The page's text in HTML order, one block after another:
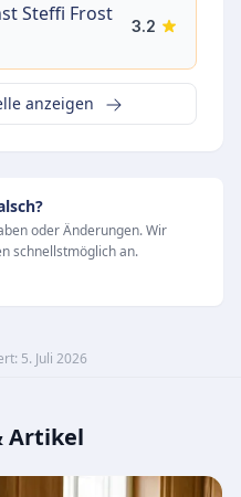
Steffi Frost
3.2
anzeigen
oder Änderungen. Wir
schnellstmöglich an.
5. Juli 2026
Artikel